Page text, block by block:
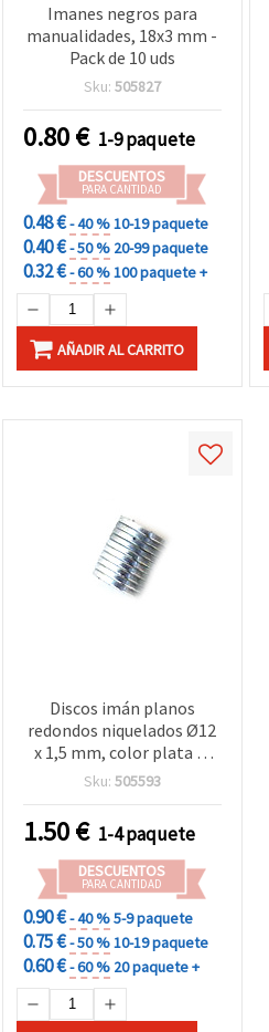
Imanes negros para
manualidades, 18x3 mm -
Pack de 10 uds
Sku: 505827
0.80€ 1-9 paquete
DESCUENTOS
PARA CANTIDAD
0.48 €- 40 %10-19 paquete
0.40 €- 50 % 20-99 paquete
0.32 €- 60 %100 paquete +
AÑADIR AL CARRITO
Discos imán planos
redondos niquelados Ø12
x 1,5 mm, color plata —
Pack de 5 uds. para
Sku: 505593
1.50€ 1-4 paquete
DESCUENTOS
PARA CANTIDAD
0.90 €- 40 %5-9 paquete
0.75 €- 50 %10-19 paquete
0.60 €- 60 % 20 paquete +